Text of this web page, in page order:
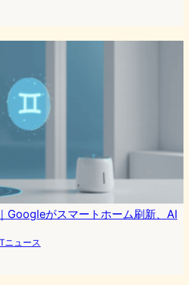
Googleがスマートホーム刷新、AI
ニュース